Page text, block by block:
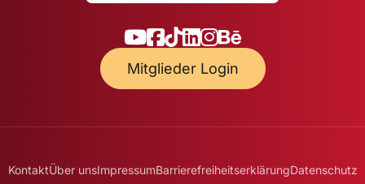
Mitglieder Login
KontaktÜber unsImpressumBarrierefreiheitserklärungDatenschutz